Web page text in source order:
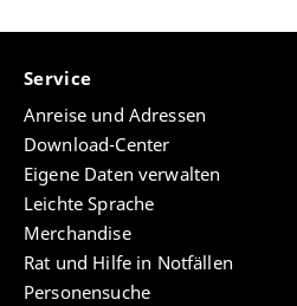
Service
Anreise und Adressen
Download-Center
Eigene Daten verwalten
Leichte Sprache
Merchandise
Rat und Hilfe in Notfällen
Personensuche